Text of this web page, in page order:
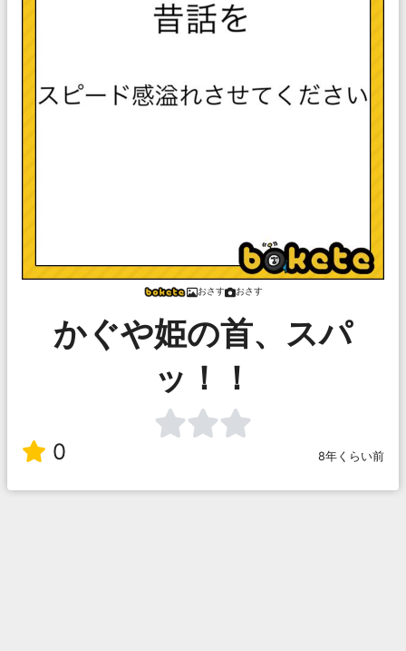
おさす おさす
かぐや姫の首、スパ
ッ！！
0 8年くらい前